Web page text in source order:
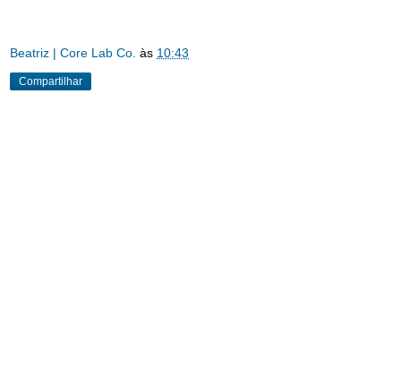
Beatriz | Core Lab Co. às 10:43
Compartilhar